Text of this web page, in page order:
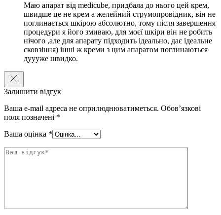
Гіалуронова кислота— інтенсивно зволожує, утримуючи
вологу всередині шкіри.
Сквалан — пом’якшує, відновлює бар’єр шкіри та робить її
гладенькою.
Особливості використання:
Ранковий догляд:
Після очищення шкіри нанесіть невелику кількість крему на
обличчя та зону декольте. Легко поплескайте або розподіліть
засіб масажними рухами. Дочекайтесь повного вбирання
перед нанесенням макіяжу.
Medicube Collagen Jelly Cream— це ваш ключ до зволоженої,
Маю апарат від medicube, придбала до нього цей крем,
швидше це не крем а желейний струмопровідник, він не
поглинається шкірою абсолютно, тому після завершення
процедури я його змиваю, для моєї шкіри він не робить
нічого ,але для апарату підходить ідеально, дає ідеальне
сковзіння) інші ж креми з цим апаратом поглинаються
дуууже швидко.
Залишити відгук
Ваша e-mail адреса не оприлюднюватиметься. Обов’язкові
поля позначені *
Ваша оцінка *